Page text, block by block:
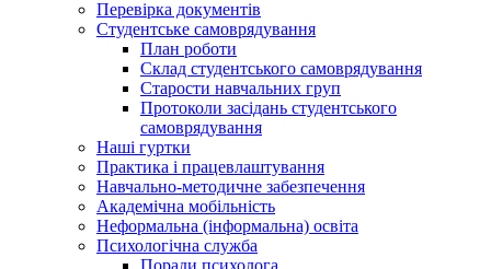
Перевірка документів
Студентське самоврядування
План роботи
Склад студентського самоврядування
Старости навчальних груп
Протоколи засідань студентського
самоврядування
Наші гуртки
Практика і працевлаштування
Навчально-методичне забезпечення
Академічна мобільність
Неформальна (інформальна) освіта
Психологічна служба
Поради психолога